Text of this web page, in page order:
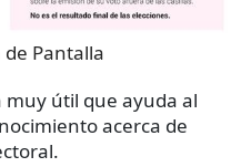
Pantalla
muy útil que ayuda al
acerca de